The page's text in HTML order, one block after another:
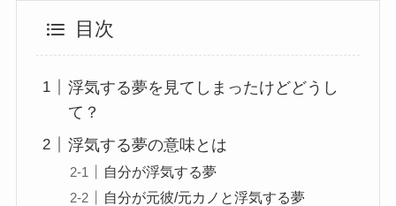
目次
浮気する夢を見てしまったけどどうし
て？
浮気する夢の意味とは
自分が浮気する夢
自分が元彼/元カノと浮気する夢